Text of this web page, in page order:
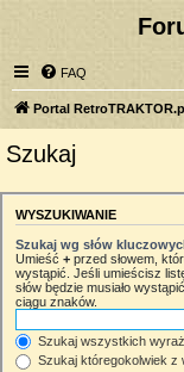
FAQ
Portal
Szukaj
WYSZUKIWANIE
Szukaj wg słów
Umieść + przed słowem,
wystąpić. Jeśli umieścisz
słów będzie musiało
ciągu znaków.
Szukaj wszystkich
Szukaj któregokolwiek z